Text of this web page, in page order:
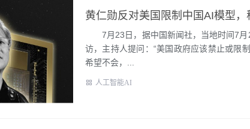
7月23日，据中国新闻社，当地时间7月
访，主持人提问：“美国政府应该禁止或
希望不会，...
人工智能AI